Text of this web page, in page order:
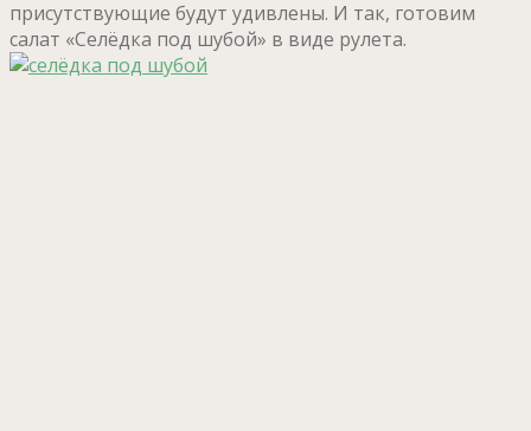
присутствующие будут удивлены. И так, готовим
салат «Селёдка под шубой» в виде рулета.